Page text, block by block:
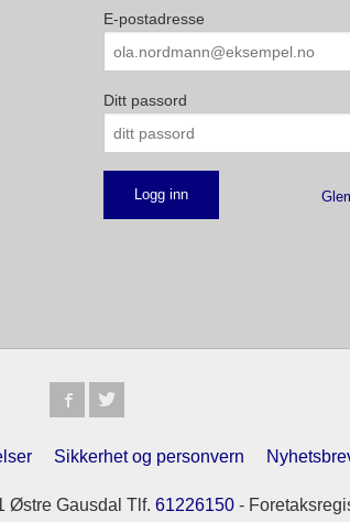
E-postadresse
Ditt passord
Sikkerhet og personvern
Østre Gausdal Tlf. 61226150-